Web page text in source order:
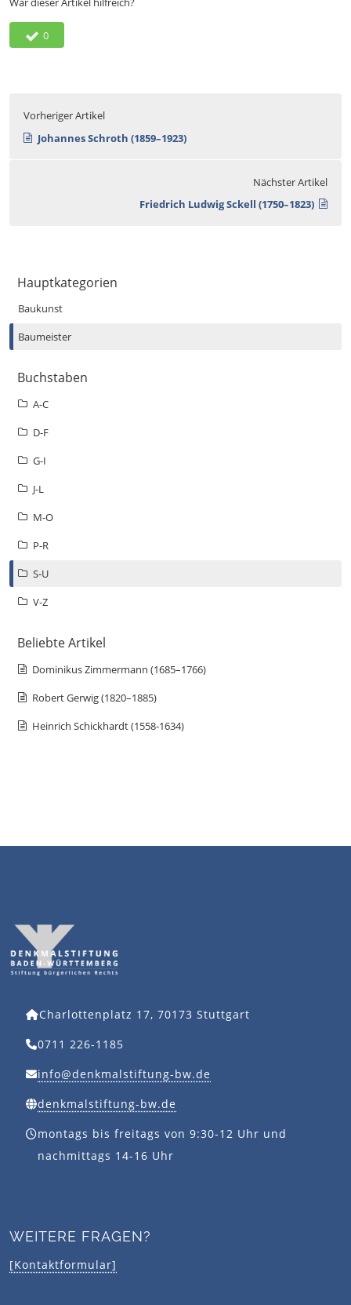
0
Vorheriger Artikel
Johannes Schroth (1859–1923)
Nächster Artikel
Friedrich Ludwig Sckell (1750–1823)
Hauptkategorien
Baukunst
Baumeister
Buchstaben
A-C
D-F
G-I
J-L
M-O
P-R
S-U
V-Z
Beliebte Artikel
Dominikus Zimmermann (1685–1766)
Robert Gerwig (1820–1885)
Heinrich Schickhardt (1558-1634)
Charlottenplatz 17, 70173 Stuttgart
0711 226-1185
info@denkmalstiftung-bw.de
denkmalstiftung-bw.de
montags bis freitags von 9:30-12 Uhr und
nachmittags 14-16 Uhr
WEITERE FRAGEN?
[Kontaktformular]